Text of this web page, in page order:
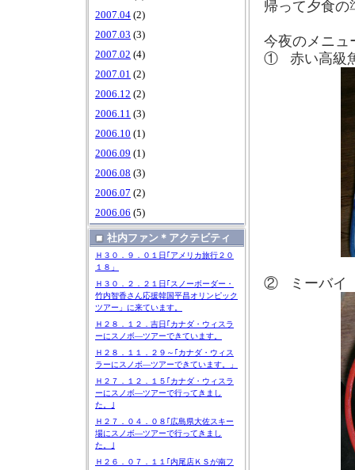
2007.04 (2)
2007.03 (3)
2007.02 (4)
2007.01 (2)
2006.12 (2)
2006.11 (3)
2006.10 (1)
2006.09 (1)
2006.08 (3)
2006.07 (2)
2006.06 (5)
社内ファン＊アクテビティ
Ｈ３０．９．０１日｢アメリカ旅行２０
１８」
Ｈ３０．２．２１日｢スノーボーダー・
竹内智香さん応援韓国平昌オリンピック
ツアー」に来ています。
Ｈ２８．１２．吉日｢カナダ・ウィスラ
ーにスノボ―ツアーできています。
Ｈ２８．１１．２９～｢カナダ・ウィス
ラーにスノボ―ツアーできています。」
Ｈ２７．１２．１５｢カナダ・ウィスラ
ーにスノボ―ツアーで行ってきまし
た。｣
Ｈ２７．０４．０８｢広島県大佐スキー
場にスノボ―ツアーで行ってきまし
た。｣
Ｈ２６．０７．１１｢内尾店ＫＳが南フ
帰って夕食の
今夜のメニュ
①
赤い高級
② ミーバイ